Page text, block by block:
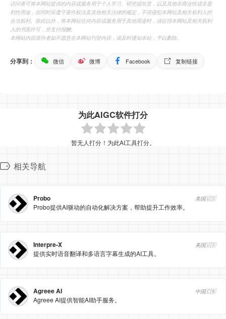
访问者可将本网站提供的内容或服务用于个人学习、研究或欣赏，以及其他非商业性或非盈
利性用途，但同时应遵守著作权法及其他相关法律的规定，不得侵犯本网站及相关权利人的
合法权利。除此以外，将本网站任何内容或服务用于其他用途时，须征得本网站及相关权利
人的书面许可，并支付报酬。
本网站内容原作者如不愿意在本网站刊登内容，请及时通知本站，予以删除。
分享到： 微信 微博 Facebook 复制链接
为此AIGC软件打分
暂无人打分！为此AI工具打分。
相关导航
Probo 美国🇺🇸
Probo提供AI驱动的自动化解决方案，帮助提升工作效率。
Interpre-X 美国🇺🇸
提供实时语音翻译和多语言字幕生成的AI工具。
Agreee AI 中国🇨🇳
Agreee AI提供智能AI助手服务。